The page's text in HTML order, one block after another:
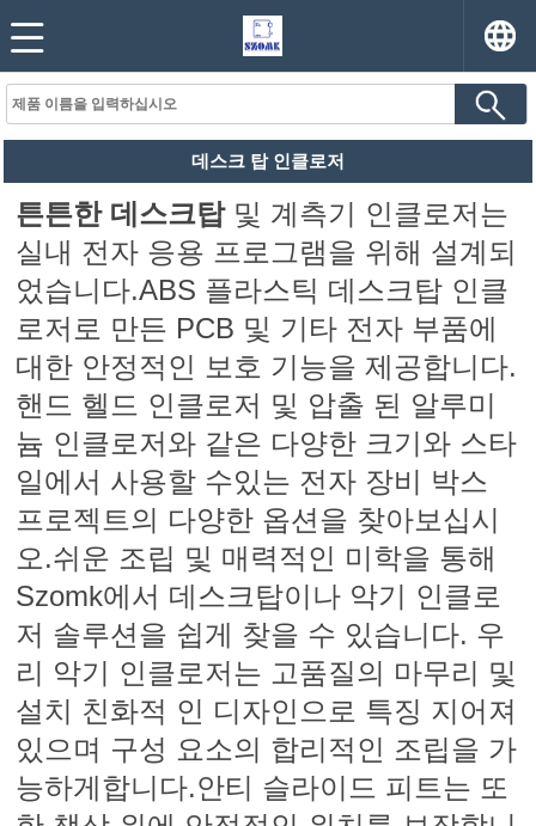
데스크 탑 인클로저
튼튼한 데스크탑및 계측기 인클로저는
실내 전자 응용 프로그램을 위해 설계되
었습니다.ABS 플라스틱 데스크탑 인클
로저로 만든 PCB 및 기타 전자 부품에
대한 안정적인 보호 기능을 제공합니다.
핸드 헬드 인클로저 및 압출 된 알루미
늄 인클로저와 같은 다양한 크기와 스타
일에서 사용할 수있는 전자 장비 박스
프로젝트의 다양한 옵션을 찾아보십시
오.쉬운 조립 및 매력적인 미학을 통해
Szomk에서 데스크탑이나 악기 인클로
저 솔루션을 쉽게 찾을 수 있습니다. 우
리 악기 인클로저는 고품질의 마무리 및
설치 친화적 인 디자인으로 특징 지어져
있으며 구성 요소의 합리적인 조립을 가
능하게합니다.안티 슬라이드 피트는 또